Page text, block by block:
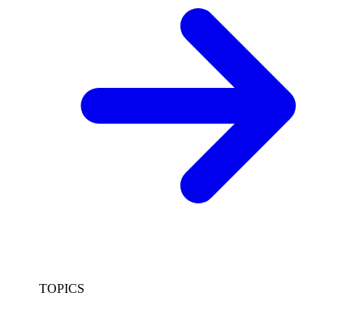
TOPICS